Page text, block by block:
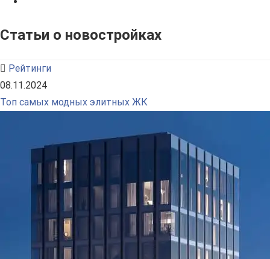
Статьи о новостройках
Рейтинги
08.11.2024
Топ самых модных элитных ЖК